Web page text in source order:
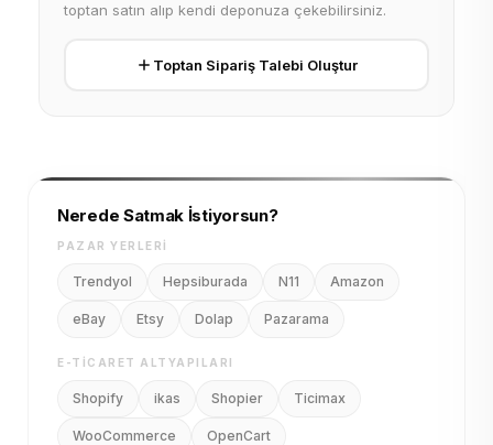
toptan satın alıp kendi deponuza çekebilirsiniz.
Toptan Sipariş Talebi Oluştur
Nerede Satmak İstiyorsun?
PAZAR YERLERI
Trendyol Hepsiburada N11 Amazon
eBay Etsy Dolap Pazarama
E-TICARET ALTYAPILARI
Shopify ikas Shopier Ticimax
WooCommerce OpenCart